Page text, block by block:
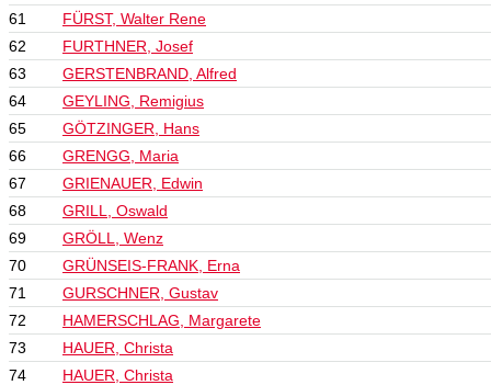
61
FÜRST, Walter Rene
62
FURTHNER, Josef
63
GERSTENBRAND, Alfred
64
GEYLING, Remigius
65
GÖTZINGER, Hans
66
GRENGG, Maria
67
GRIENAUER, Edwin
68
GRILL, Oswald
69
GRÖLL, Wenz
70
GRÜNSEIS-FRANK, Erna
71
GURSCHNER, Gustav
72
HAMERSCHLAG, Margarete
73
HAUER, Christa
74
HAUER, Christa